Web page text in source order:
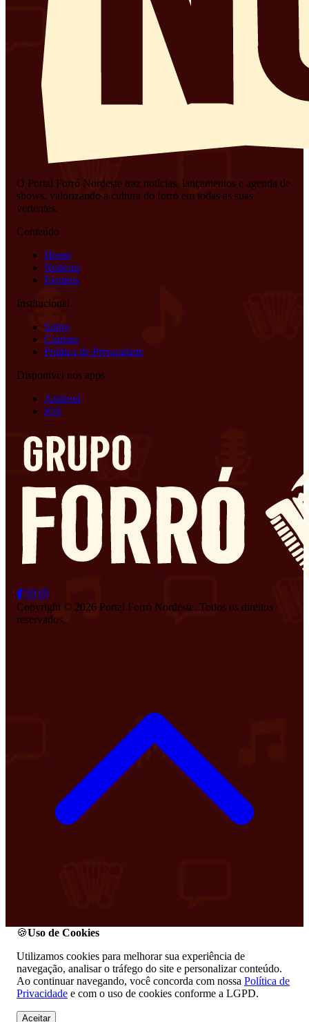
O Portal Forró Nordeste traz notícias, lançamentos e agenda de
shows, valorizando a cultura do forró em todas as suas
vertentes.
Conteúdo
Home
Notícias
Eventos
Institucional
Sobre
Contato
Política de Privacidade
Disponível nos apps
Android
iOS
Copyright © 2026 Portal Forró Nordeste. Todos os direitos
reservados.
🍪Uso de Cookies
Utilizamos cookies para melhorar sua experiência de
navegação, analisar o tráfego do site e personalizar conteúdo.
Ao continuar navegando, você concorda com nossa Política de
Privacidade e com o uso de cookies conforme a LGPD.
Aceitar